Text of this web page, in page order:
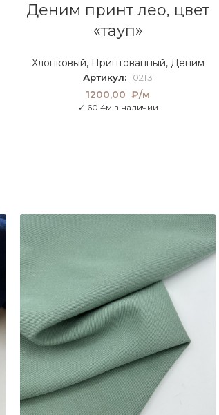
Деним принт лео, цвет
«тауп»
Хлопковый, Принтованный, Деним
Артикул: 10213
1200,00 ₽/м
✓ 60.4м в наличии